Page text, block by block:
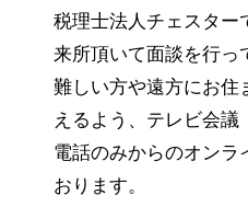
税理士法人チェスター
来所頂いて面談を行っ
難しい方や遠方にお住
えるよう、テレビ会議
電話のみからのオンラ
おります。